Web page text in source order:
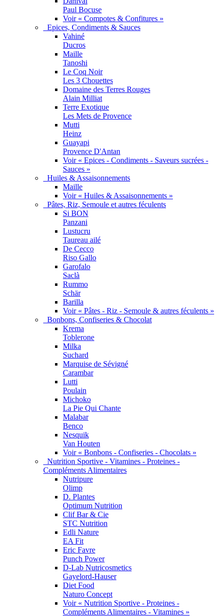
Paul Bocuse
Voir « Compotes & Confitures »
Epices, Condiments & Sauces
Vahiné
Ducros
Maille
Tanoshi
Le Coq Noir
Les 3 Chouettes
Domaine des Terres Rouges
Alain Milliat
Terre Exotique
Les Mets de Provence
Mutti
Heinz
Guayapi
Provence D'Antan
Voir « Epices - Condiments - Saveurs sucrées -
Sauces »
Huiles & Assaisonnements
Maille
Voir « Huiles & Assaisonnements »
Pâtes, Riz, Semoule et autres féculents
Si BON
Panzani
Lustucru
Taureau ailé
De Cecco
Riso Gallo
Garofalo
Saclà
Rummo
Schär
Barilla
Voir « Pâtes - Riz - Semoule & autres féculents »
Bonbons, Confiseries & Chocolat
Krema
Toblerone
Milka
Suchard
Marquise de Sévigné
Carambar
Lutti
Poulain
Michoko
La Pie Qui Chante
Malabar
Benco
Nesquik
Van Houten
Voir « Bonbons - Confiseries - Chocolats »
Nutrition Sportive - Vitamines - Proteines -
Compléments Alimentaires
Nutripure
Olimp
D. Plantes
Optimum Nutrition
Clif Bar & Cie
STC Nutrition
Edli Nature
EA Fit
Eric Favre
Punch Power
D-Lab Nutricosmetics
Gayelord-Hauser
Diet Food
Naturo Concept
Voir « Nutrition Sportive - Proteines -
Compléments Alimentaires - Vitamines »